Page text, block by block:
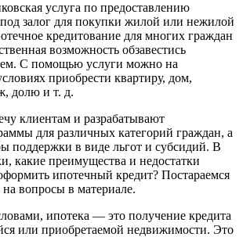
услуга по предоставлению
залог для покупки жилой или нежилой
кредитование для многих граждан
возможность обзавестись
С помощью услуги можно на
приобрести квартиру, дом,
долю и т. д.
клиентам и разрабатывают
для различных категорий граждан, а
поддержки в виде льгот и субсидий. В
какие преимущества и недостатки
ипотечный кредит? Постараемся
вопросы в материале.
ипотека — это получение кредита
или приобретаемой недвижимости. Это